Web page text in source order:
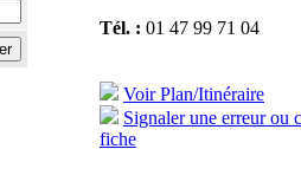
Tél. : 01 47 99 71 04
Voir Plan/Itinéraire
Signaler une erreur ou
fiche